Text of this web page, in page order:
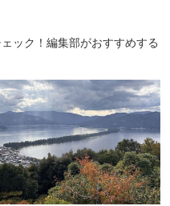
ック！編集部がおすすめする